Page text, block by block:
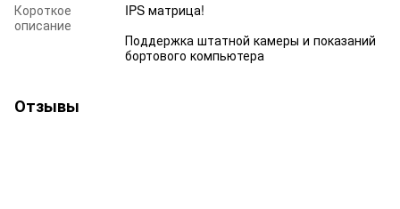
Короткое
описание
IPS матрица!
Поддержка штатной камеры и показаний
бортового компьютера
Отзывы